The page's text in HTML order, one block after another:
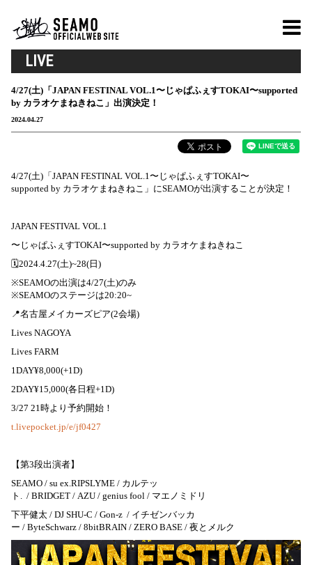
LIVE
4/27(土)「JAPAN FESTINAL VOL.1〜じゃぱふぇすTOKAI〜supported
by カラオケまねきねこ」出演決定！
2024.04.27
4/27(土)「JAPAN FESTINAL VOL.1〜じゃぱふぇすTOKAI〜
supported by カラオケまねきねこ」にSEAMOが出演することが決定！
JAPAN FESTIVAL VOL.1
〜じゃぱふぇすTOKAI〜supported by カラオケまねきねこ
🗓2024.4.27(土)~28(日)
※SEAMOの出演は4/27(土)のみ
※SEAMOのステージは20:20~
📍名古屋メイカーズピア(2会場)
Lives NAGOYA
Lives FARM
1DAY¥8,000(+1D)
2DAY¥15,000(各日程+1D)
3/27 21時より予約開始！
t.livepocket.jp/e/jf0427
【第3段出演者】
SEAMO / su ex.RIPSLYME / カルテッ
ト. / BRIDGET / AZU / genius fool / マエノミドリ
下平健太 / DJ SHU-C / Gon-z / イチゼンバッカ
ー / ByteSchwarz / 8bitBRAIN / ZERO BASE / 夜とメルク